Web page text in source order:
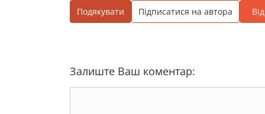
Подякувати Підписатися на автора
Залиште Ваш коментар: